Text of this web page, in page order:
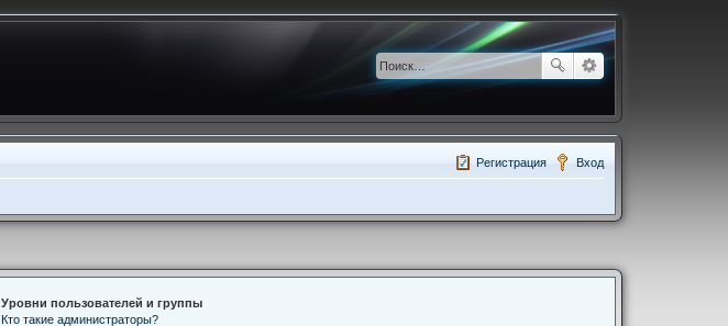
Вход
Регистрация
Уровни пользователей и группы
Кто такие администраторы?